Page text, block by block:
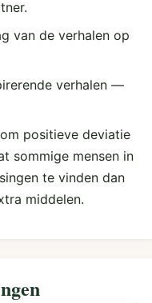
van de verhalen op
verhalen —
positieve deviatie
sommige mensen in
te vinden dan
middelen.